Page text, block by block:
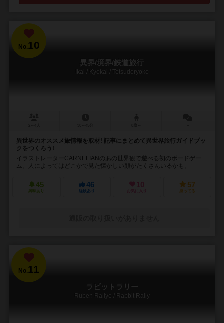
No. 10
異界/境界/鉄道旅行
Ikai / Kyokai / Tetsudoryoko
異世界のオススメ旅情報を取材! 記事にまとめて異世界旅行ガイドブッ
クをつくろう!
イラストレーターCARNELIANのあの世界観で遊べる初のボードゲー
ム。人によってはどこかで見た懐かしい顔がたくさんいるかも。
45
興味あり
46
経験あり
10
お気に入り
57
持ってる
No.11
ラビットラリー
Ruben Rallye / Rabbit Rally